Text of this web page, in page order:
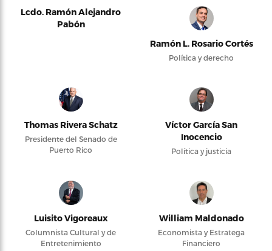
Lcdo. Ramón Alejandro
Pabón
Ramón L. Rosario Cortés
Política y derecho
Thomas Rivera Schatz
Presidente del Senado de
Puerto Rico
Víctor García San
Inocencio
Política y justicia
Luisito Vigoreaux
Columnista Cultural y de
Entretenimiento
William Maldonado
Economista y Estratega
Financiero